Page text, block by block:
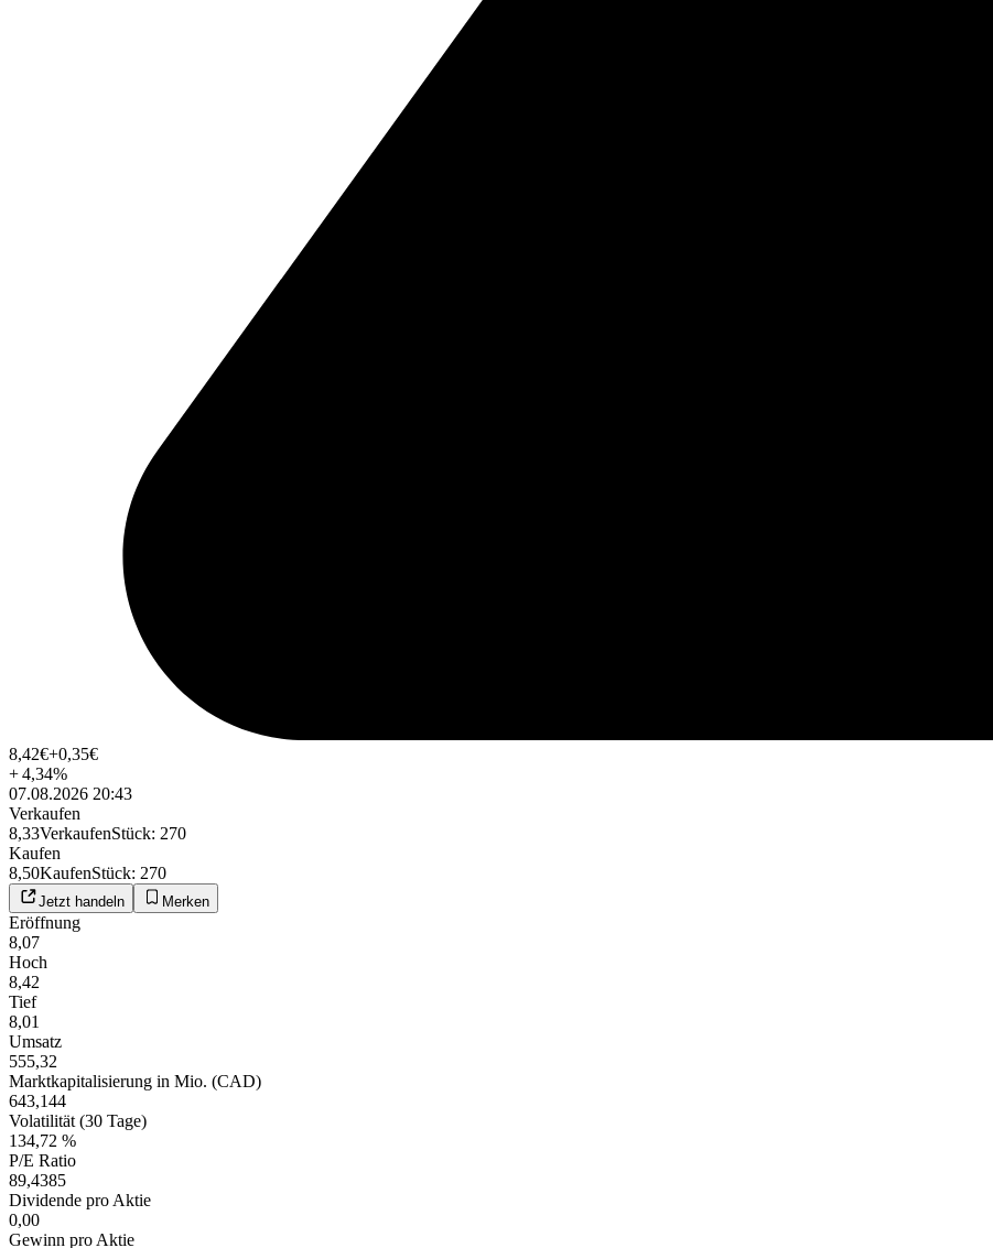
8,42€+0,35€
+4,34%
07.08.2026 20:43
Verkaufen
8,33VerkaufenStück: 270
Kaufen
8,50KaufenStück: 270
Jetzt handeln Merken
Eröffnung
8,07
Hoch
8,42
Tief
8,01
Umsatz
555,32
Marktkapitalisierung in Mio. (CAD)
643,144
Volatilität (30 Tage)
134,72 %
P/E Ratio
89,4385
Dividende pro Aktie
0,00
Gewinn pro Aktie